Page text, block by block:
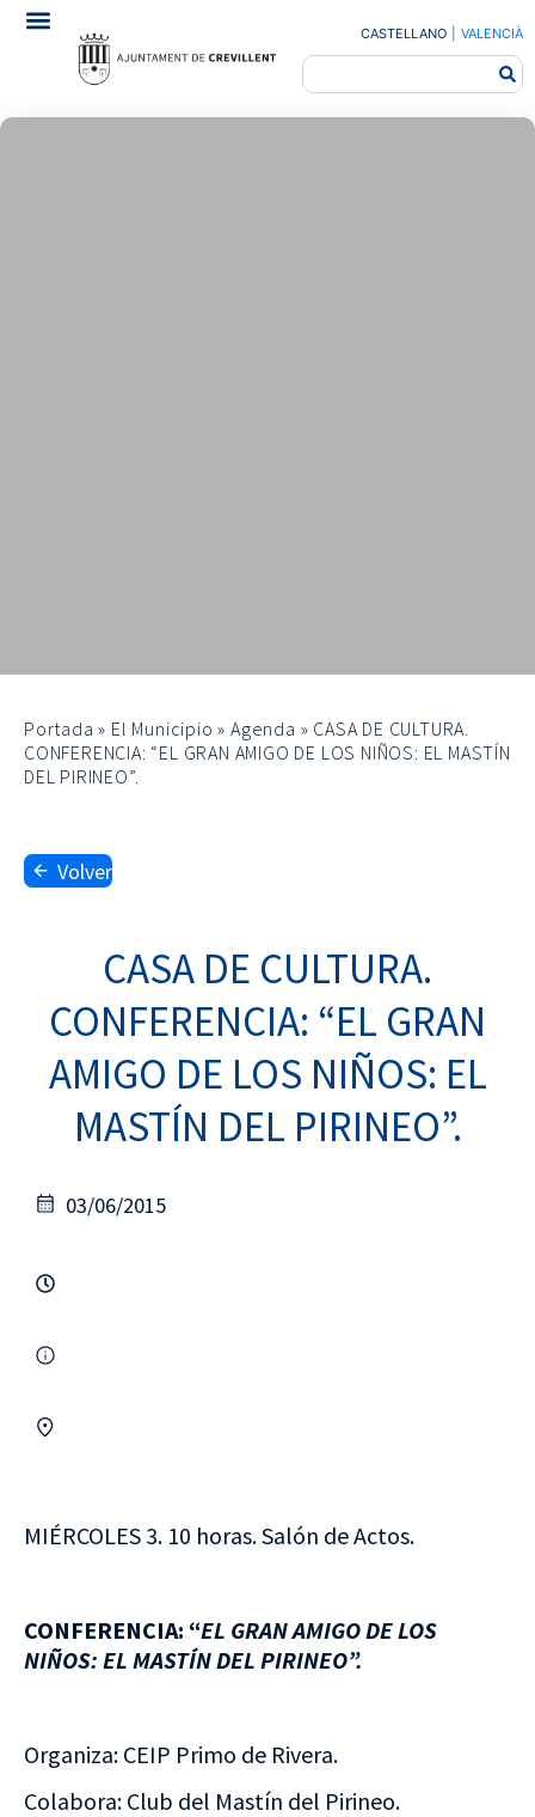
CASTELLANO VALENCIÀ
Portada » El Municipio »Agenda » CASA DE CULTURA.
CONFERENCIA: “EL GRAN AMIGO DE LOS NIÑOS: EL MASTÍN
DEL PIRINEO”.
Volver
CASA DE CULTURA.
CONFERENCIA: “EL GRAN
AMIGO DE LOS NIÑOS: EL
MASTÍN DEL PIRINEO”.
03/06/2015
MIÉRCOLES 3. 10 horas. Salón de Actos.
CONFERENCIA: “EL GRAN AMIGO DE LOS
NIÑOS: EL MASTÍN DEL PIRINEO”.
Organiza: CEIP Primo de Rivera.
Colabora: Club del Mastín del Pirineo.